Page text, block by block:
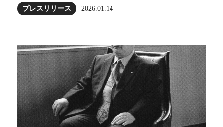
プレスリリース 2026.01.14